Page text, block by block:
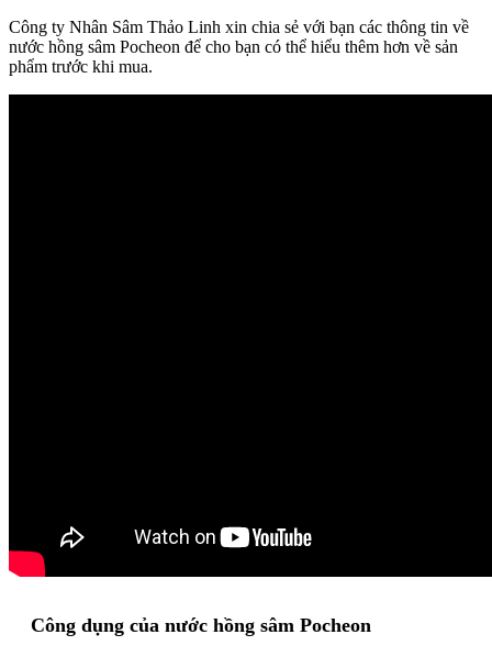
Công ty Nhân Sâm Thảo Linh xin chia sẻ với bạn các thông tin về
nước hồng sâm Pocheon để cho bạn có thể hiểu thêm hơn về sản
phẩm trước khi mua.
Công dụng của nước hồng sâm Pocheon